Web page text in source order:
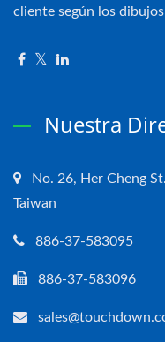
cliente según los
Nuestra
No. 26, Her Cheng
Taiwan
886-37-583095
886-37-583096